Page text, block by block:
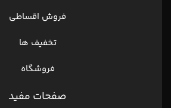
فروش اقساطی
تخفیف ها
فروشگاه
صفحات مفید